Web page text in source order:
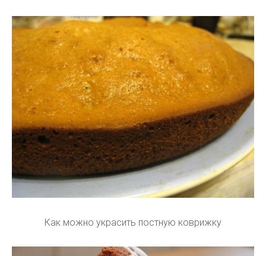
Как можно украсить постную коврижку